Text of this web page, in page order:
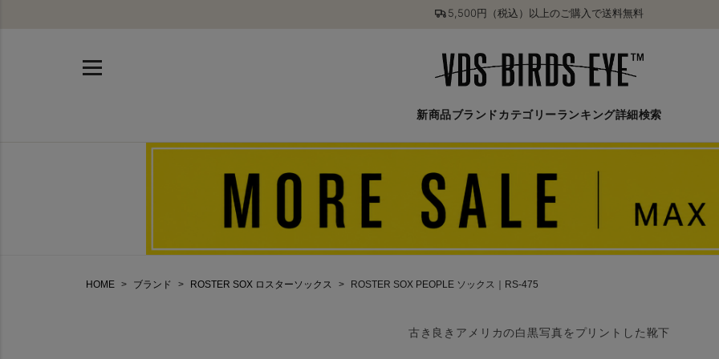
5,500円（税込）以上のご購入で送料無料
新商品ブランド カテゴリーランキング詳細検索
HOME ブランド ROSTER SOX ロスターソックス ROSTER SOX PEOPLE ソックス｜RS-475
古き良きアメリカの白黒写真をプリントした靴下